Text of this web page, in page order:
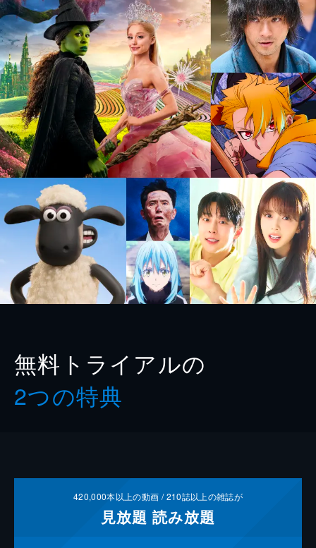
無料トライアルの
2つの特典
420,000本以上の動画 /210誌以上の雑誌が
見放題 読み放題